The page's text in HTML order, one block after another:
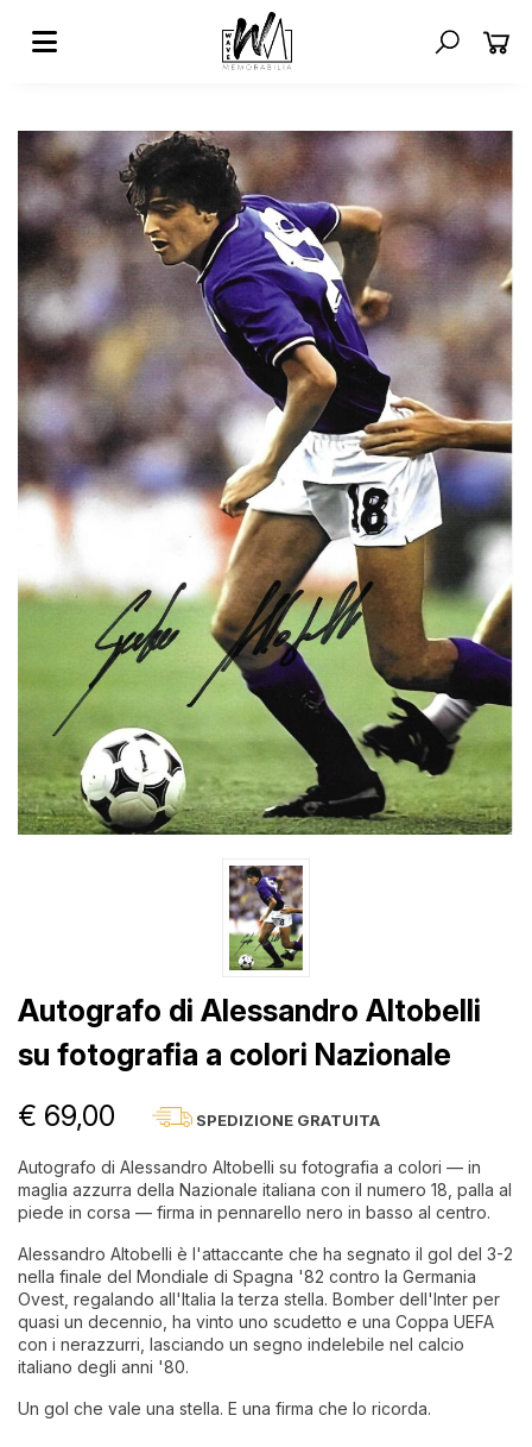
Autografo di Alessandro Altobelli
su fotografia a colori Nazionale
€ 69,00 SPEDIZIONE GRATUITA
Autografo di Alessandro Altobelli su fotografia a colori — in
maglia azzurra della Nazionale italiana con il numero 18, palla al
piede in corsa — firma in pennarello nero in basso al centro.
Alessandro Altobelli è l'attaccante che ha segnato il gol del 3-2
nella finale del Mondiale di Spagna '82 contro la Germania
Ovest, regalando all'Italia la terza stella. Bomber dell'Inter per
quasi un decennio, ha vinto uno scudetto e una Coppa UEFA
con i nerazzurri, lasciando un segno indelebile nel calcio
italiano degli anni '80.
Un gol che vale una stella. E una firma che lo ricorda.